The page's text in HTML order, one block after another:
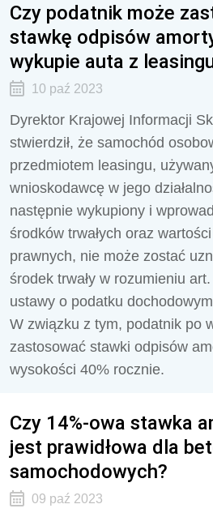
Czy podatnik może
stawkę odpisów
wykupie auta z
10 paź 2023
Dyrektor Krajowej Informacji
stwierdził, że samochód
przedmiotem leasingu,
wnioskodawcę w jego
następnie wykupiony i
środków trwałych oraz
prawnych, nie może zostać
środek trwały w rozumieniu
ustawy o podatku
W związku z tym, podatnik po
zastosować stawki odpisów
wysokości 40% rocznie.
Czy 14%-owa stawka
jest prawidłowa dla
samochodowych?
09 paź 2023